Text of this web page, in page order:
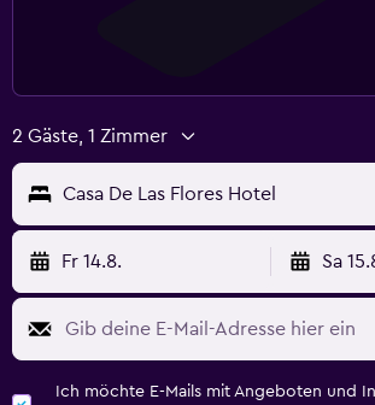
2 Gäste, 1 Zimmer
Casa De Las Flores Hotel
Fr 14.8. Sa
Ich möchte E-Mails mit Angeboten und